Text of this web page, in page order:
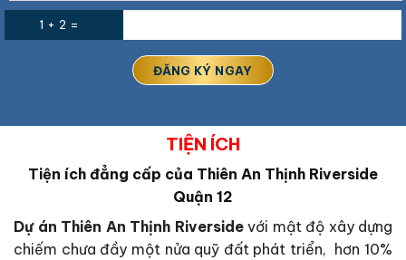
1 + 2 =
TIỆN ÍCH
Tiện ích đẳng cấp của Thiên An Thịnh Riverside
Quận 12
Dự án Thiên An Thịnh Riverside với mật độ xây dựng
chiếm chưa đầy một nửa quỹ đất phát triển, hơn 10%